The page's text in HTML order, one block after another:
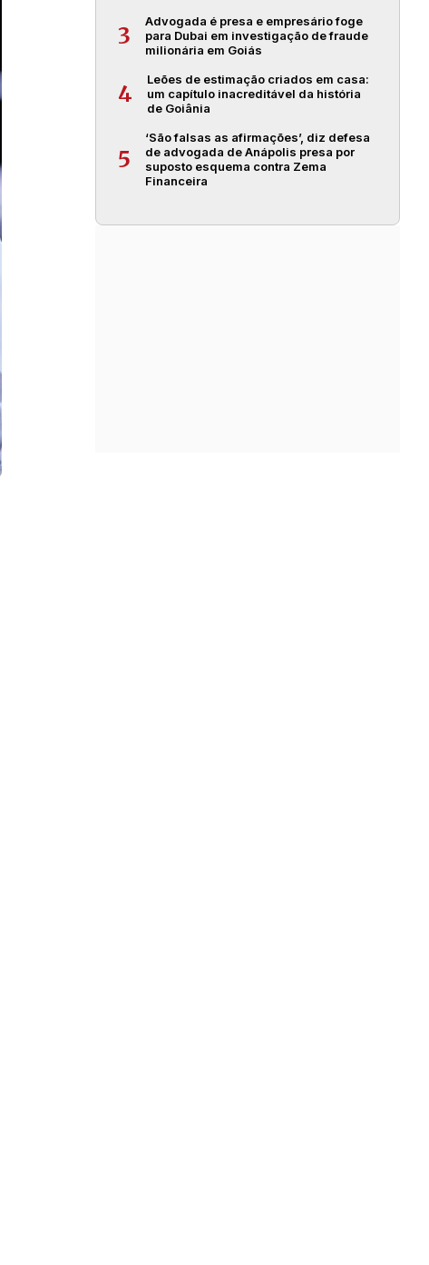
3
Advogada é presa e empresário foge
para Dubai em investigação de fraude
milionária em Goiás
4
Leões de estimação criados em casa:
um capítulo inacreditável da história
de Goiânia
5
‘São falsas as afirmações’, diz defesa
de advogada de Anápolis presa por
suposto esquema contra Zema
Financeira